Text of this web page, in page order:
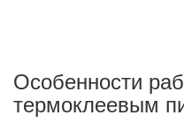
Особенности
термоклеевым